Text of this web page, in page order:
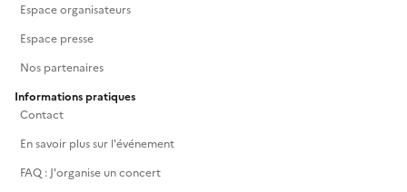
Espace organisateurs
Espace presse
Nos partenaires
Informations pratiques
Contact
En savoir plus sur l'événement
FAQ : J'organise un concert